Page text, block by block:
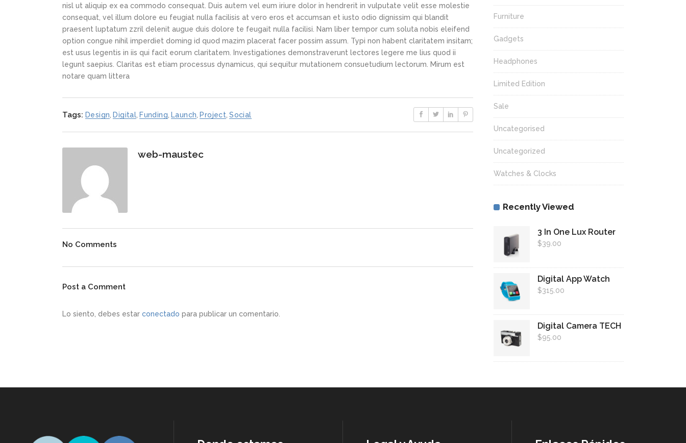
nisl ut aliquip ex ea commodo consequat. Duis autem vel eum iriure dolor in hendrerit in vulputate velit esse molestie
consequat, vel illum dolore eu feugiat nulla facilisis at vero eros et accumsan et iusto odio dignissim qui blandit
praesent luptatum zzril delenit augue duis dolore te feugait nulla facilisi. Nam liber tempor cum soluta nobis eleifend
option congue nihil imperdiet doming id quod mazim placerat facer possim assum. Typi non habent claritatem insitam;
est usus legentis in iis qui facit eorum claritatem. Investigationes demonstraverunt lectores legere me lius quod ii
legunt saepius. Claritas est etiam processus dynamicus, qui sequitur mutationem consuetudium lectorum. Mirum est
notare quam littera
Tags: Design Digital Funding Launch Project Social
web-maustec
No Comments
Post a Comment
Lo siento, debes estar conectado para publicar un comentario.
Furniture
Gadgets
Headphones
Limited Edition
Sale
Uncategorised
Uncategorized
Watches & Clocks
Recently Viewed
3 In One Lux Router
$39.00
Digital App Watch
$315.00
Digital Camera TECH
$95.00